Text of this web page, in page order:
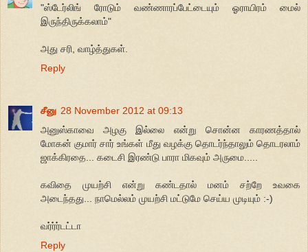
"ஸ்டேர்லிங் ரோடும் வண்ணாரப்பேட்டையும் ஓராயிரம் மைல்
இருந்திருக்கலாம்"
அது சரி, வாழ்த்துகள்.
Reply
சீனு 28 November 2012 at 09:13
அனுஸ்காவை அழகு இல்லை என்று சொன்ன காரணத்தால்
மோகன் குமார் சார் உங்கள் மீது வழக்கு தொடர்ந்தாலும் தொடரலாம்
ஜாக்கிரதை... கடைசி இரண்டு பாரா மிகவும் அருமை.....
கவிதை முயற்சி என்று கண்டதால் மனம் சற்றே உவகை
அடைந்தது... நாமெல்லம் முயற்சி மட்டுமே செய்ய முடியும் :-)
வர்ர்ர்டட்டா
Reply